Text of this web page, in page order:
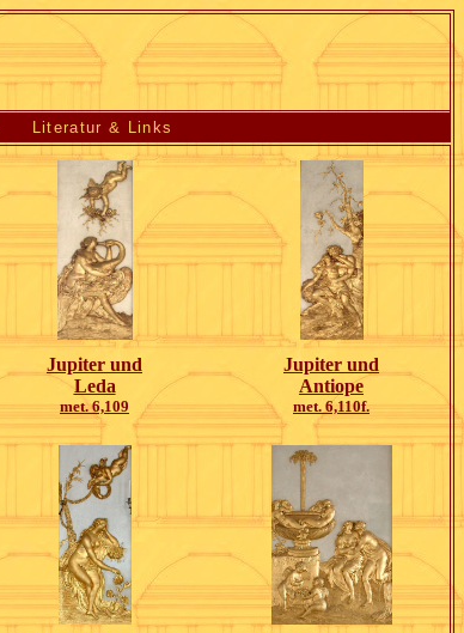
Literatur & Links
Jupiter und
Leda
met. 6,109
Jupiter und
Antiope
met. 6,110f.